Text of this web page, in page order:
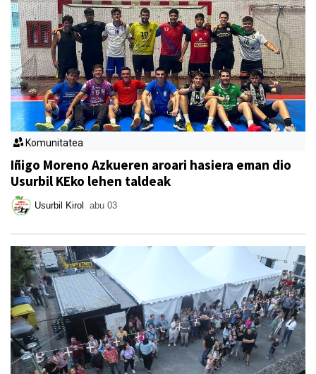
Komunitatea
Iñigo Moreno Azkueren aroari hasiera eman dio
Usurbil KEko lehen taldeak
Usurbil Kirol abu 03